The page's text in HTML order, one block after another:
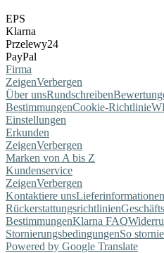
EPS
Klarna
Przelewy24
PayPal
Firma
ZeigenVerbergen
Über unsRundschreiben
BestimmungenCookie-Richtlinie
Einstellungen
Erkunden
ZeigenVerbergen
Marken von A bis Z
Kundenservice
ZeigenVerbergen
Kontaktiere unsLieferinformationen
Rückerstattungsrichtlinien
BestimmungenKlarna FAQ
StornierungsbedingungenSo
Powered by Google Translate